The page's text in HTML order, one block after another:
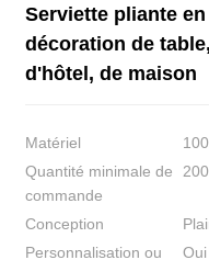
Serviette pliante
décoration de
d'hôtel, de maison
Matériel
Quantité minimale de
commande
Conception
Personnalisation ou
Oui